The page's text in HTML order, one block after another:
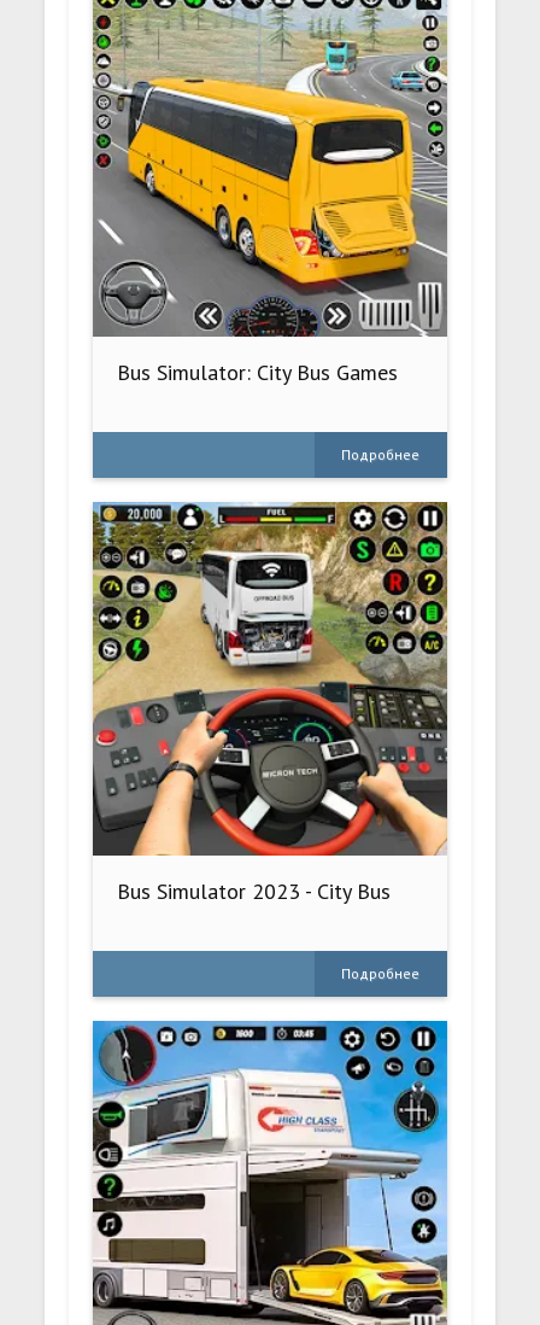
Bus Simulator: City Bus Games
Подробнее
Bus Simulator 2023 - City Bus
Подробнее